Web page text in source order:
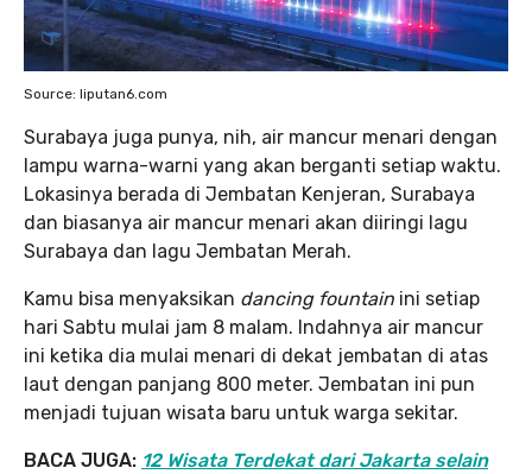
Source: liputan6.com
Surabaya juga punya, nih, air mancur menari dengan
lampu warna-warni yang akan berganti setiap waktu.
Lokasinya berada di Jembatan Kenjeran, Surabaya
dan biasanya air mancur menari akan diiringi lagu
Surabaya dan lagu Jembatan Merah.
Kamu bisa menyaksikan dancing fountain ini setiap
hari Sabtu mulai jam 8 malam. Indahnya air mancur
ini ketika dia mulai menari di dekat jembatan di atas
laut dengan panjang 800 meter. Jembatan ini pun
menjadi tujuan wisata baru untuk warga sekitar.
BACA JUGA: 12 Wisata Terdekat dari Jakarta selain